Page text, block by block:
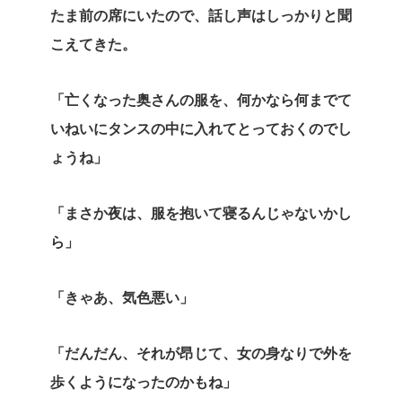
たま前の席にいたので、話し声はしっかりと聞
こえてきた。
「亡くなった奥さんの服を、何かなら何までて
いねいにタンスの中に入れてとっておくのでし
ょうね」
「まさか夜は、服を抱いて寝るんじゃないかし
ら」
「きゃあ、気色悪い」
「だんだん、それが昂じて、女の身なりで外を
歩くようになったのかもね」